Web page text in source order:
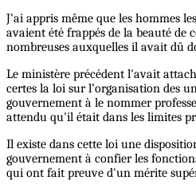
J'ai appris même que les hommes
avaient été frappés de la beauté de
nombreuses auxquelles il avait dû
Le ministère précédent l'avait
certes la loi sur l’organisation des
gouvernement à le nommer
attendu qu'il était dans les limites
Il existe dans cette loi une
gouvernement à confier les
qui ont fait preuve d'un mérite